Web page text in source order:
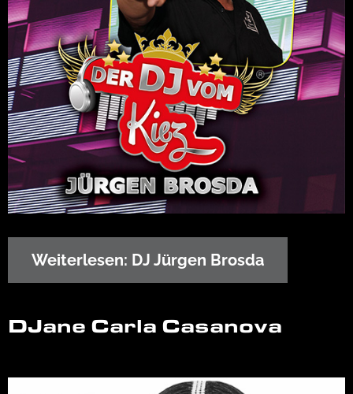
Weiterlesen: DJ Jürgen Brosda
DJane Carla Casanova